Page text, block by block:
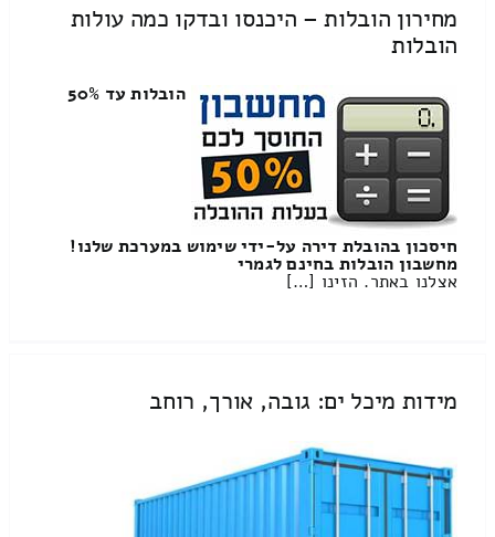
מחירון הובלות – היכנסו ובדקו כמה עולות
הובלות
הובלות עד 50%
חיסכון בהובלת דירה על-ידי שימוש במערכת שלנו!
מחשבון הובלות בחינם לגמרי
אצלנו באתר. הזינו […]
מידות מיכל ים: גובה, אורך, רוחב